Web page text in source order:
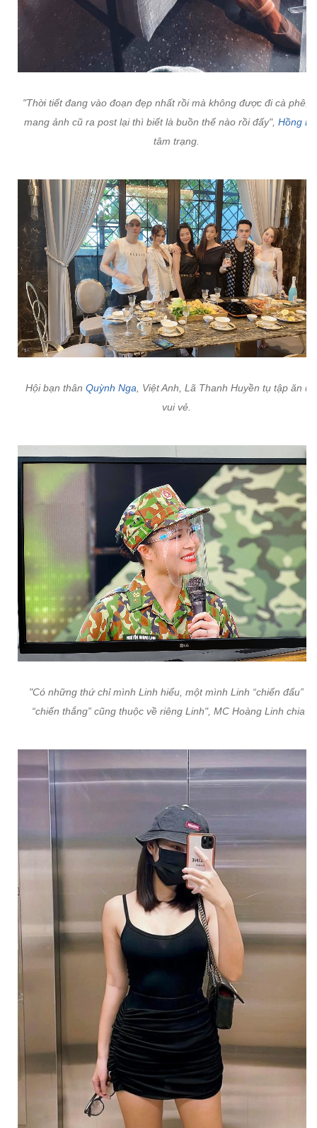
"Thời tiết đang vào đoạn đẹp nhất rồi mà không được đi cà phê,
mang ảnh cũ ra post lại thì biết là buồn thế nào rồi đấy", Hồng
tâm trạng.
Hội bạn thân Quỳnh Nga , Việt Anh, Lã Thanh Huyền tụ tập ăn
vui vẻ.
"Có những thứ chỉ mình Linh hiểu, một mình Linh “chiến đấu”
“chiến thắng” cũng thuộc về riêng Linh", MC Hoàng Linh chia